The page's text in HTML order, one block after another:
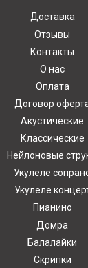
Доставка
Отзывы
Контакты
О нас
Оплата
Договор
Акустические
Классические
Нейлоновые
Укулеле
Укулеле
Пианино
Домра
Балалайки
Скрипки